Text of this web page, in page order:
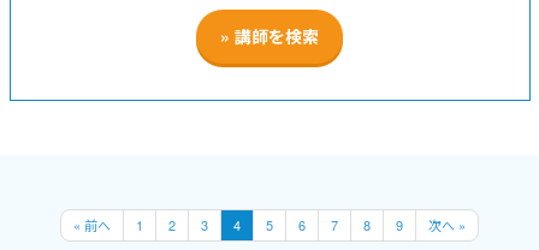
« 前へ 1 2 3 4 5 6 7 8 9 次へ »